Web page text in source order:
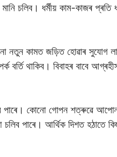
চলিব। ধৰ্মীয় কাম-কাজৰ
কামত জড়িত হোৱাৰ সুযোগ
থাকিব। বিবাহৰ বাবে
কোনো গোপন শত্ৰুৱে আপোনাৰ
পাৰে। আৰ্থিক দিশত হঠাতে